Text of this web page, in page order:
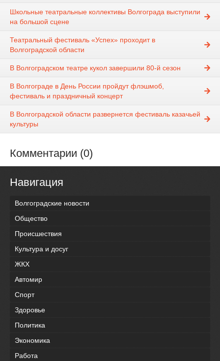
Школьные театральные коллективы Волгограда выступили
на большой сцене
Театральный фестиваль «Успех» проходит в
Волгоградской области
В Волгоградском театре кукол завершили 80-й сезон
В Волгограде в День России пройдут флэшмоб,
фестиваль и праздничный концерт
В Волгоградской области развернется фестиваль казачьей
культуры
Комментарии (0)
Навигация
Волгоградские новости
Общество
Происшествия
Культура и досуг
ЖКХ
Автомир
Спорт
Здоровье
Политика
Экономика
Работа